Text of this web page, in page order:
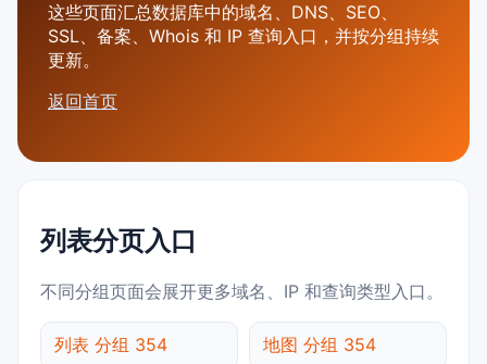
这些页面汇总数据库中的域名、DNS、SEO、
SSL、备案、Whois 和 IP 查询入口，并按分组持续
更新。
返回首页
列表分页入口
不同分组页面会展开更多域名、IP 和查询类型入口。
列表 分组 354 地图 分组 354